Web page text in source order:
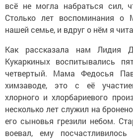
всё не могла набраться сил,
Столько лет воспоминания о
нашей семье, и вдруг о нём я
Как рассказала нам Лидия
Кукаркиных воспитывались
четвертый. Мама Федосья
химзаводе, это с её
хлорного и хлорбариевого
несколько лет служил на
его сыновья грезили небом.
воевал, ему